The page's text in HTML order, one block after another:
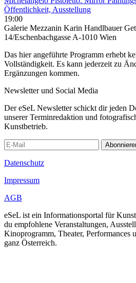
Öffentlichkeit, Ausstellung
19:00
Galerie Mezzanin Karin Handlbauer
14/Eschenbachgasse A-1010 Wien
Das hier angeführte Programm erhebt
Vollständigkeit. Es kann jederzeit zu
Ergänzungen kommen.
Newsletter und Social Media
Der eSeL Newsletter schickt dir jeden
unserer Terminredaktion und
Kunstbetrieb.
Datenschutz
Impressum
AGB
eSeL ist ein Informationsportal für
du empfohlene Veranstaltungen,
Kinoprogramm, Theater, Performances
ganz Österreich.